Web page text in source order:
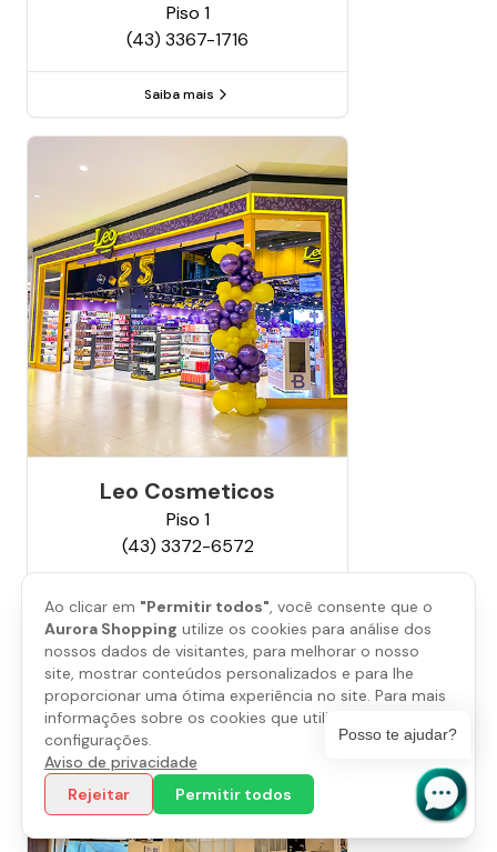
Ao clicar em "Permitir todos", você consente que o
Aurora Shopping utilize os cookies para análise dos
nossos dados de visitantes, para melhorar o nosso
site, mostrar conteúdos personalizados e para lhe
proporcionar uma ótima experiência no site. Para mais
informações sobre os cookies que utilizamos, abra as
configurações.
Aviso de privacidade
Rejeitar
Permitir todos
Piso 1
(43) 3367-1716
Saiba mais
Leo Cosmeticos
Piso 1
(43) 3372-6572
Saiba mais
Posso te ajudar?